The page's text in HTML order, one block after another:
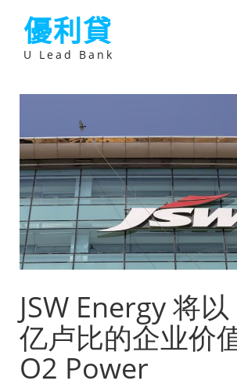
優利貸
U Lead Bank
JSW Energy 将
亿卢比的企业价
O2 Power